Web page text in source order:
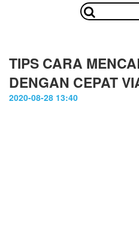
TIPS CARA
DENGAN CEPAT
2020-08-28 13:40